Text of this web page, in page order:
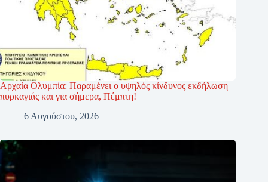
Αρχαία Ολυμπία: Παραμένει ο υψηλός κίνδυνος εκδήλωση
πυρκαγιάς και για σήμερα, Πέμπτη!
6 Αυγούστου, 2026